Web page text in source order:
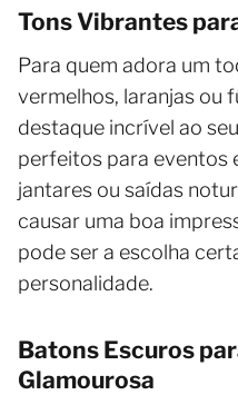
Tons Vibrantes
Para quem adora um
vermelhos, laranjas ou
destaque incrível ao
perfeitos para eventos
jantares ou saídas
causar uma boa
pode ser a escolha
personalidade.
Batons Escuros
Glamourosa